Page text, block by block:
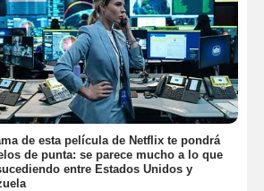
de esta película de Netflix te pondrá
de punta: se parece mucho a lo que
entre Estados Unidos y